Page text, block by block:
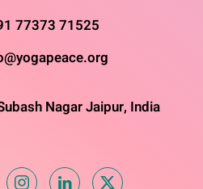
77373 71525
Nagar Jaipur, India